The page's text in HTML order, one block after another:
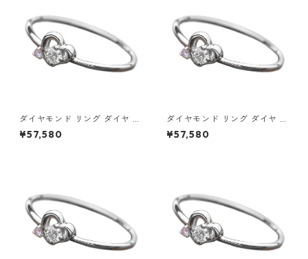
ダイヤモンド リング ダイヤ ア
イスブルーダイヤ 合計0.06ct
8.5号 プラチナ Pt950 ハート
¥57,580
ダイヤモンド リング ダイヤ ア
イスブルーダイヤ 合計0.06ct
9号 プラチナ Pt950 ハートモ
¥57,580